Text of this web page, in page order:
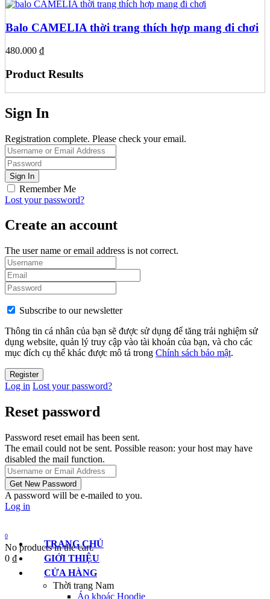
Balo CAMELIA thời trang thích hợp mang đi chơi
480.000 ₫
Product Results
Sign In
Registration complete. Please check your email.
Remember Me
Lost your password?
Create an account
The user name or email address is not correct.
Subscribe to our newsletter
Thông tin cá nhân của bạn sẽ được sử dụng để tăng trải nghiệm sử
dụng website, quản lý truy cập vào tài khoản của bạn, và cho các
mục đích cụ thể khác được mô tả trong Chính sách bảo mật.
Log in Lost your password?
Reset password
Password reset email has been sent.
The email could not be sent. Possible reason: your host may have
disabled the mail function.
A password will be e-mailed to you.
Log in
0
No products in the cart.
0 ₫
TRANG CHỦ
GIỚI THIỆU
CỬA HÀNG
Thời trang Nam
Áo khoác Hoodie